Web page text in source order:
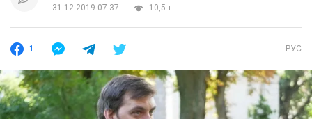
31.12.2019 07:37
10,5 т.
1 РУС